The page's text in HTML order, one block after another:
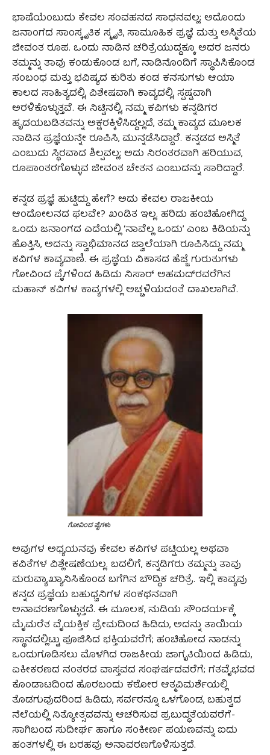
ಭಾಷೆಯೆಂಬುದು ಕೇವಲ ಸಂವಹನದ ಸಾಧನವಲ್ಲ; ಅದೊಂದು
ಜನಾಂಗದ ಸಾಂಸ್ಕೃತಿಕ ಸ್ಮೃತಿ, ಸಾಮೂಹಿಕ ಪ್ರಜ್ಞೆ ಮತ್ತು ಅಸ್ಮಿತೆಯ
ಜೀವಂತ ರೂಪ. ಒಂದು ನಾಡಿನ ಚರಿತ್ರೆಯುದ್ದಕ್ಕೂ ಅದರ ಜನರು
ತಮ್ಮನ್ನು ತಾವು ಕಂಡುಕೊಂಡ ಬಗೆ, ನಾಡಿನೊಂದಿಗೆ ಸ್ಥಾಪಿಸಿಕೊಂಡ
ಸಂಬಂಧ ಮತ್ತು ಭವಿಷ್ಯದ ಕುರಿತು ಕಂಡ ಕನಸುಗಳು ಆಯಾ
ಕಾಲದ ಸಾಹಿತ್ಯದಲ್ಲಿ, ವಿಶೇಷವಾಗಿ ಕಾವ್ಯದಲ್ಲಿ, ಸ್ಪಷ್ಟವಾಗಿ
ಅರಳಿಕೊಳ್ಳುತ್ತವೆ. ಈ ನಿಟ್ಟಿನಲ್ಲಿ, ನಮ್ಮ ಕವಿಗಳು ಕನ್ನಡಿಗರ
ಹೃದಯಬಡಿತವನ್ನು ಅಕ್ಷರಕ್ಕಿಳಿಸಿದ್ದಲ್ಲದೆ, ತಮ್ಮ ಕಾವ್ಯದ ಮೂಲಕ
ನಾಡಿನ ಪ್ರಜ್ಞೆಯನ್ನೇ ರೂಪಿಸಿ, ಮುನ್ನಡೆಸಿದ್ದಾರೆ. ಕನ್ನಡದ ಅಸ್ಮಿತೆ
ಎಂಬುದು ಸ್ಥಿರವಾದ ಶಿಲ್ಪವಲ್ಲ; ಅದು ನಿರಂತರವಾಗಿ ಹರಿಯುವ,
ರೂಪಾಂತರಗೊಳ್ಳುವ ಜೀವಂತ ಚೇತನ ಎಂಬುದನ್ನು ಸಾರಿದ್ದಾರೆ.
ಕನ್ನಡ ಪ್ರಜ್ಞೆ ಹುಟ್ಟಿದ್ದು ಹೇಗೆ? ಅದು ಕೇವಲ ರಾಜಕೀಯ
ಆಂದೋಲನದ ಫಲವೇ? ಖಂಡಿತ ಇಲ್ಲ. ಹರಿದು ಹಂಚಿಹೋಗಿದ್ದ
ಒಂದು ಜನಾಂಗದ ಎದೆಯಲ್ಲಿ ‘ನಾವೆಲ್ಲ ಒಂದು’ ಎಂಬ ಕಿಡಿಯನ್ನು
ಹೊತ್ತಿಸಿ, ಅದನ್ನು ಸ್ವಾಭಿಮಾನದ ಜ್ವಾಲೆಯಾಗಿ ರೂಪಿಸಿದ್ದು ನಮ್ಮ
ಕವಿಗಳ ಕಾವ್ಯವಾಣಿ. ಈ ಪ್ರಜ್ಞೆಯ ವಿಕಾಸದ ಹೆಜ್ಜೆ ಗುರುತುಗಳು
ಗೋವಿಂದ ಪೈಗಳಿಂದ ಹಿಡಿದು ನಿಸಾರ್ ಅಹಮದ್‌ರವರೆಗಿನ
ಮಹಾನ್ ಕವಿಗಳ ಕಾವ್ಯಗಳಲ್ಲಿ ಅಚ್ಚಳಿಯದಂತೆ ದಾಖಲಾಗಿವೆ.
ಗೋವಿಂದ ಪೈಗಳು
ಅವುಗಳ ಅಧ್ಯಯನವು ಕೇವಲ ಕವಿಗಳ ಪಟ್ಟಿಯಲ್ಲ ಅಥವಾ
ಕವಿತೆಗಳ ವಿಶ್ಲೇಷಣೆಯಲ್ಲ. ಬದಲಿಗೆ, ಕನ್ನಡಿಗರು ತಮ್ಮನ್ನು ತಾವು
ಮರುವ್ಯಾಖ್ಯಾನಿಸಿಕೊಂಡ ಬಗೆಗಿನ ಬೌದ್ಧಿಕ ಚರಿತ್ರೆ. ಇಲ್ಲಿ ಕಾವ್ಯವು
ಕನ್ನಡ ಪ್ರಜ್ಞೆಯ ಬಹುಧ್ವನಿಗಳ ಸಂಕಥನವಾಗಿ
ಅನಾವರಣಗೊಳ್ಳುತ್ತದೆ. ಈ ಮೂಲಕ, ನುಡಿಯ ಸೌಂದರ್ಯಕ್ಕೆ
ಮೈಮರೆತ ವೈಯಕ್ತಿಕ ಪ್ರೇಮದಿಂದ ಹಿಡಿದು, ಅದನ್ನು ತಾಯಿಯ
ಸ್ಥಾನದಲ್ಲಿಟ್ಟು ಪೂಜಿಸಿದ ಭಕ್ತಿಯವರೆಗೆ; ಹಂಚಿಹೋದ ನಾಡನ್ನು
ಒಂದುಗೂಡಿಸಲು ಮೊಳಗಿದ ರಾಜಕೀಯ ಜಾಗೃತಿಯಿಂದ ಹಿಡಿದು,
ಏಕೀಕರಣದ ನಂತರದ ವಾಸ್ತವದ ಸಂಘರ್ಷದವರೆಗೆ; ಗತವೈಭವದ
ಕೊಂಡಾಟದಿಂದ ಹೊರಬಂದು ಕಠೋರ ಆತ್ಮವಿಮರ್ಶೆಯಲ್ಲಿ
ತೊಡಗುವುದರಿಂದ ಹಿಡಿದು, ಸರ್ವರನ್ನೂ ಒಳಗೊಂಡ, ಬಹುತ್ವದ
ನೆಲೆಯಲ್ಲಿ ನಿತ್ಯೋತ್ಸವವನ್ನು ಆಚರಿಸುವ ಪ್ರಬುದ್ಧತೆಯವರೆಗೆ-
ಸಾಗಿಬಂದ ಸುದೀರ್ಘ ಹಾಗೂ ಸಂಕೀರ್ಣ ಪಯಣವನ್ನು ಐದು
ಹಂತಗಳಲ್ಲಿ ಈ ಬರಹವು ಅನಾವರಣಗೊಳಿಸುತ್ತದೆ.